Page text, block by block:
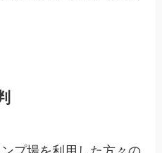
プ場を利用した方々の